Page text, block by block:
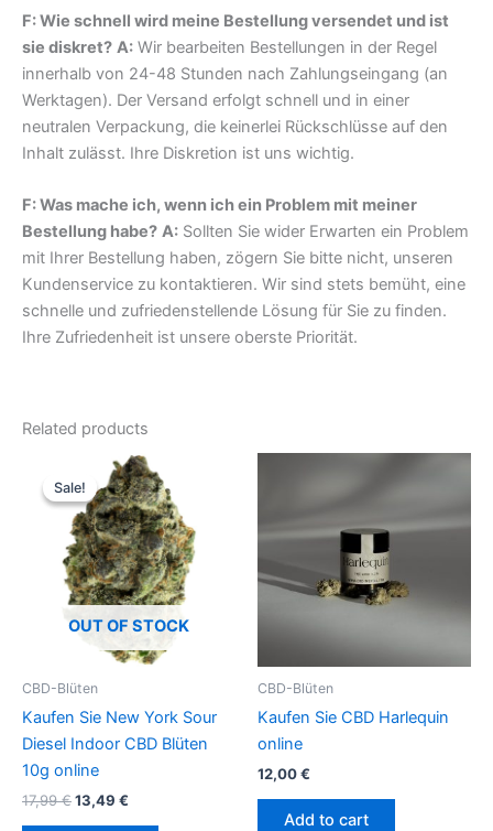
F: Wie schnell wird meine Bestellung versendet und ist
sie diskret? A: Wir bearbeiten Bestellungen in der Regel
innerhalb von 24-48 Stunden nach Zahlungseingang (an
Werktagen). Der Versand erfolgt schnell und in einer
neutralen Verpackung, die keinerlei Rückschlüsse auf den
Inhalt zulässt. Ihre Diskretion ist uns wichtig.
F: Was mache ich, wenn ich ein Problem mit meiner
Bestellung habe? A: Sollten Sie wider Erwarten ein Problem
mit Ihrer Bestellung haben, zögern Sie bitte nicht, unseren
Kundenservice zu kontaktieren. Wir sind stets bemüht, eine
schnelle und zufriedenstellende Lösung für Sie zu finden.
Ihre Zufriedenheit ist unsere oberste Priorität.
Related products
Sale!
OUT OF STOCK
Sale!
CBD-Blüten
Kaufen Sie New York Sour
Diesel Indoor CBD Blüten
10g online
17,99€
Original
price
was:
17,99 €.
13,49 €
Current
price
is:
13,49 €.
CBD-Blüten
Kaufen Sie CBD Harlequin
online
12,00€
Add to cart